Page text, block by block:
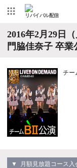
リバイバル配信
2016年2月29日
門脇佳奈子 卒業
チー
▼ 月額見放題コース入